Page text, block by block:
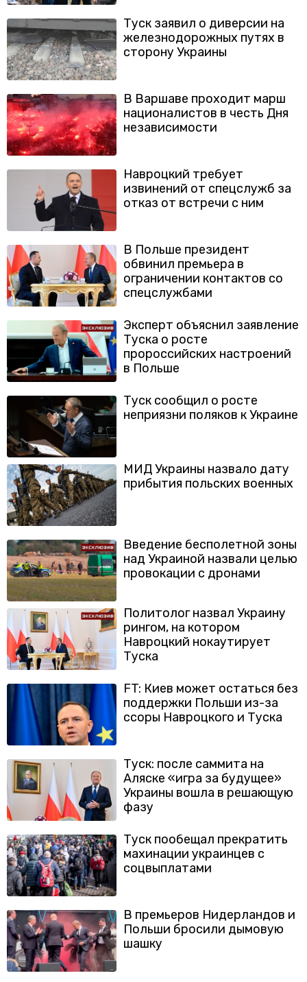
Туск заявил о диверсии на
железнодорожных путях в
сторону Украины
В Варшаве проходит марш
националистов в честь Дня
независимости
Навроцкий требует
извинений от спецслужб за
отказ от встречи с ним
В Польше президент
обвинил премьера в
ограничении контактов со
спецслужбами
Эксперт объяснил заявление
Туска о росте
пророссийских настроений
в Польше
Туск сообщил о росте
неприязни поляков к Украине
МИД Украины назвало дату
прибытия польских военных
Введение бесполетной зоны
над Украиной назвали целью
провокации с дронами
Политолог назвал Украину
рингом, на котором
Навроцкий нокаутирует
Туска
FT: Киев может остаться без
поддержки Польши из-за
ссоры Навроцкого и Туска
Туск: после саммита на
Аляске «игра за будущее»
Украины вошла в решающую
фазу
Туск пообещал прекратить
махинации украинцев с
соцвыплатами
В премьеров Нидерландов и
Польши бросили дымовую
шашку